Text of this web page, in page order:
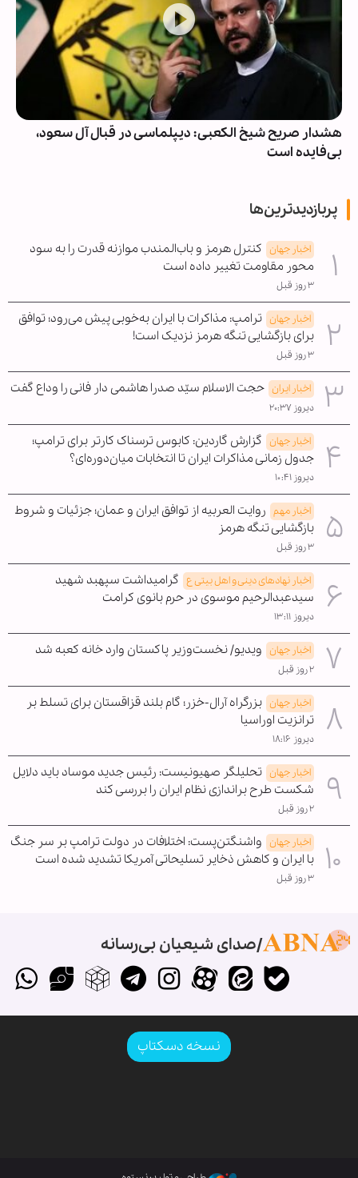
هشدار صریح شیخ الکعبی: دیپلماسی در قبال آل سعود،
بی‌فایده است
پربازدیدترین‌ها
اخبار جهان کنترل هرمز و باب‌المندب موازنه قدرت را به سود
محور مقاومت تغییر داده است
۳ روز قبل
اخبار جهان ترامپ: مذاکرات با ایران به‌خوبی پیش می‌رود؛ توافق
برای بازگشایی تنگه هرمز نزدیک است!
۳ روز قبل
اخبار ایران حجت الاسلام سیّد صدرا هاشمی دار فانی را وداع گفت
دیروز ۲۰:۳۷
اخبار جهان گزارش گاردین: کابوس ترسناک کارتر برای ترامپ؛
جدول زمانی مذاکرات ایران تا انتخابات میان‌دوره‌ای؟
دیروز ۱۰:۴۱
اخبار مهم روایت العربیه از توافق ایران و عمان؛ جزئیات و شروط
بازگشایی تنگه هرمز
۳ روز قبل
اخبار نهادهای دینی و اهل بیتی ع گرامیداشت سپهبد شهید
سیدعبدالرحیم موسوی در حرم بانوی کرامت
دیروز ۱۳:۱۱
اخبار جهان ویدیو/ نخست‌وزیر پاکستان وارد خانه کعبه شد
۲ روز قبل
اخبار جهان بزرگراه آرال-خزر؛ گام بلند قزاقستان برای تسلط بر
ترانزیت اوراسیا
دیروز ۱۸:۱۶
اخبار جهان تحلیلگر صهیونیست: رئیس جدید موساد باید دلایل
شکست طرح براندازی نظام ایران را بررسی کند
۲ روز قبل
اخبار جهان واشنگتن‌پست: اختلافات در دولت ترامپ بر سر جنگ
با ایران و کاهش ذخایر تسلیحاتی آمریکا تشدید شده است
۳ روز قبل
صدای شیعیان بی‌رسانه
نسخه دسکتاپ